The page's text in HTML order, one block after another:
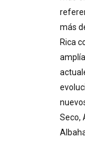
más
Rica
Seco,